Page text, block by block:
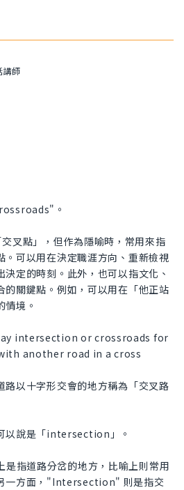
講師
。
叉點」，但作為隱喻時，常用來指
。可以用在決定職涯方向、重新檢視
定的時刻。此外，也可以指文化、
的關鍵點。例如，可以用在「他正站
境。
intersection or crossroads for
another road in a cross
路以十字形交會的地方稱為「交叉路
以說是「intersection」。
指道路分岔的地方，比喻上則常用
一方面，"Intersection" 則是指交